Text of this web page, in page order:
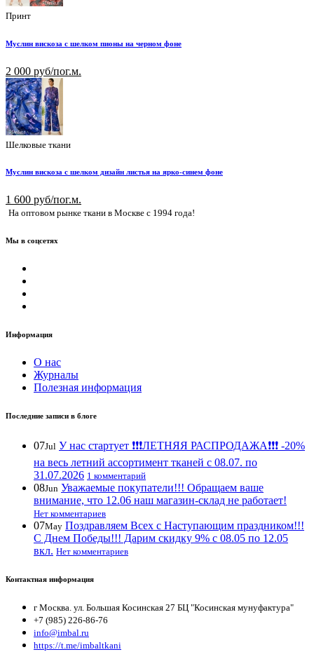
Принт
Муслин вискоза с шелком пионы на черном фоне
2 000 руб/пог.м.
Шелковые ткани
Муслин вискоза с шелком дизайн листья на ярко-синем фоне
1 600 руб/пог.м.
На оптовом рынке ткани в Москве с 1994 года!
Мы в соцсетях
Информация
О нас
Журналы
Полезная информация
Последние записи в блоге
07Jul У нас стартует ❗️❗️❗️ЛЕТНЯЯ РАСПРОДАЖА❗️❗️❗️ -20%
на весь летний ассортимент тканей с 08.07. по
31.07.2026 1 комментарий
08Jun Уважаемые покупатели!!! Обращаем ваше
внимание, что 12.06 наш магазин-склад не работает!
Нет комментариев
07May Поздравляем Всех с Наступающим праздником!!!
С Днем Победы!!! Дарим скидку 9% с 08.05 по 12.05
вкл. Нет комментариев
Контактная информация
г Москва. ул. Большая Косинская 27 БЦ "Косинская мунуфактура"
+7 (985) 226-86-76
info@imbal.ru
https://t.me/imbaltkani